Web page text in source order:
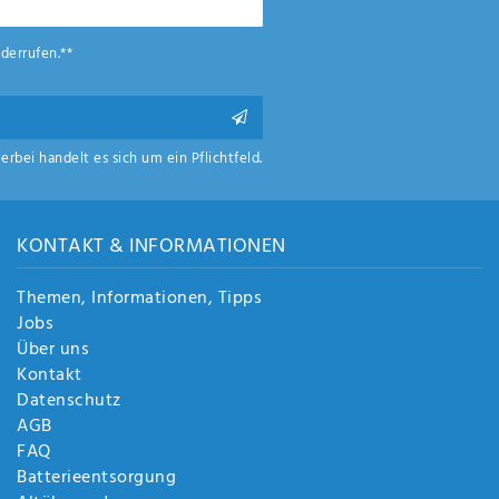
handelt es sich um ein Pflichtfeld.
KONTAKT & INFORMATIONEN
Themen, Informationen, Tipps
Jobs
Über uns
Kontakt
Datenschutz
AGB
FAQ
Batterieentsorgung